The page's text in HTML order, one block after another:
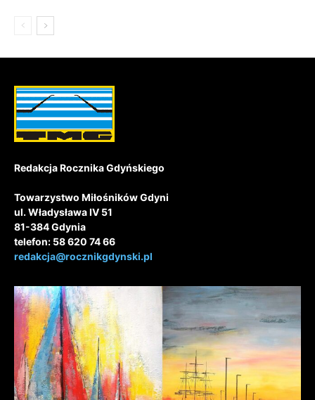
Redakcja Rocznika Gdyńskiego
Towarzystwo Miłośników Gdyni
ul. Władysława IV 51
81-384 Gdynia
telefon: 58 620 74 66
redakcja@rocznikgdynski.pl